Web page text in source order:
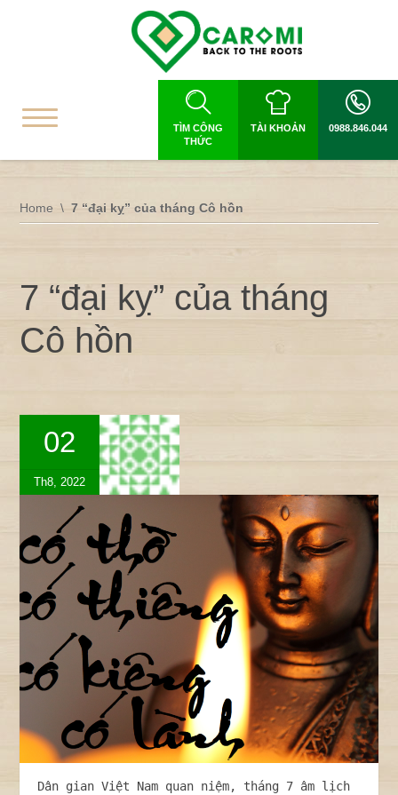
TÌM CÔNG
THỨC
TÀI KHOẢN 0988.846.044
Home 7 “đại kỵ” của tháng Cô hồn
7 “đại kỵ” của tháng
Cô hồn
02
Th8, 2022
Dân gian Việt Nam quan niệm, tháng 7 âm lịch